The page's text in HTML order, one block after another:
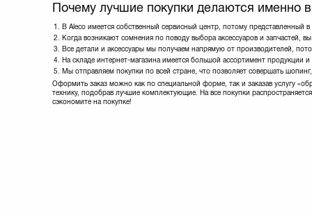
Почему лучшие покупки делаются именно
В Aleco имеется собственный сервисный центр, потому представленный
Когда возникают сомнения по поводу выбора аксессуаров и запчастей,
Все детали и аксессуары мы получаем напрямую от производителей,
На складе интернет-магазина имеется большой ассортимент продукции
Мы отправляем покупки по всей стране, что позволяет совершать
Оформить заказ можно как по специальной форме, так и заказав услугу
технику, подобрав лучшие комплектующие. На все покупки
сэкономите на покупке!